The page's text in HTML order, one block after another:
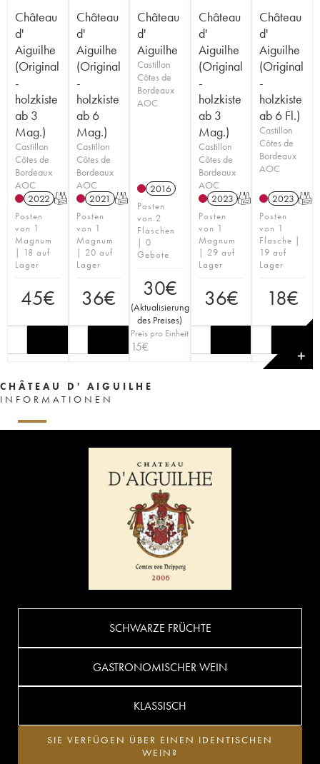
Château
d'
Aiguilhe
(Original
-
holzkiste
ab 3
Mag.)
Castillon
Côtes de
Bordeaux
AOC
2022 T
Posten
von 1
Magnum
| 18 auf
Lager
45€
Château
d'
Aiguilhe
(Original
-
holzkiste
ab 6
Mag.)
Castillon
Côtes de
Bordeaux
AOC
2021 T
Posten
von 1
Magnum
| 20 auf
Lager
36€
Château
d'
Aiguilhe
Castillon
Côtes de
Bordeaux
AOC
2016
Posten
von 2
Flaschen
| 0
Gebote
30€
(Aktualisierung
des Preises)
Preis pro Einheit
15€
Château
d'
Aiguilhe
(Original
-
holzkiste
ab 3
Mag.)
Castillon
Côtes de
Bordeaux
AOC
2023 T
Posten
von 1
Magnum
| 29 auf
Lager
36€
Château
d'
Aiguilhe
(Original
-
holzkiste
ab 6 Fl.)
Castillon
Côtes de
Bordeaux
AOC
2023 T
Posten
von 1
Flasche |
19 auf
Lager
18€
✕
CHÂTEAU D' AIGUILHE
INFORMATIONEN
SCHWARZE FRÜCHTE
GASTRONOMISCHER WEIN
KLASSISCH
SIE VERFÜGEN ÜBER EINEN IDENTISCHEN
WEIN?